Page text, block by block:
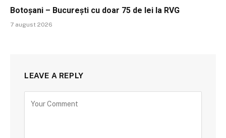
Botoșani – București cu doar 75 de lei la RVG
7 august 2026
LEAVE A REPLY